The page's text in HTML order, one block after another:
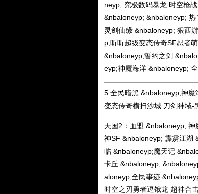
neyp; 究极数码暴龙 时空枪
&nbaloneyp; &nbaloneyp;
灵剑仙缘 &nbaloneyp; 狠西
p;听听超级变态传奇SF忍者
&nbaloneyp;誓约之剑
eyp;神魔海洋 &nbaloneyp;
5.全民暗黑 &nbaloneyp;神
变态传奇横扫沙城 刀剑神域-
天国2：血盟 &nbaloneyp;
神SF &nbaloneyp; 霹雳江湖
临 &nbaloneyp;魔天记
卡丘 &nbaloneyp;
aloneyp;全民事迹
时空之刃勇者逗饿龙 超神合